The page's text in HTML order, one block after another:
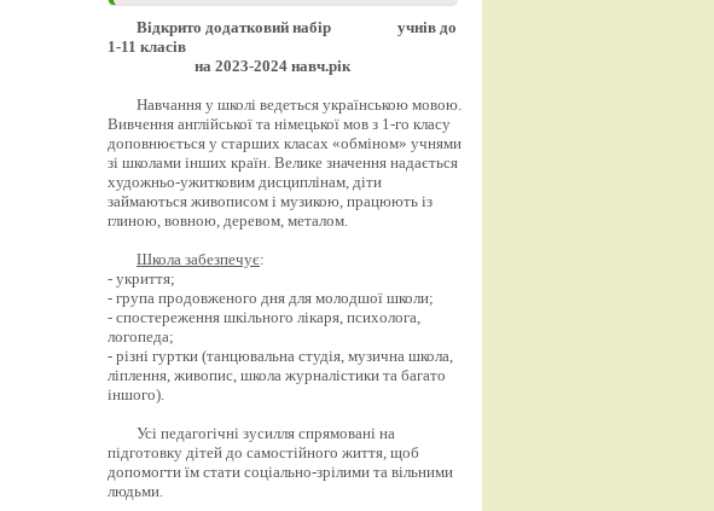
Відкрито додатковий набір
учнів до
1-11 класів
на 2023-2024 навч.рік
Навчання у школі ведеться українською мовою.
Вивчення англійської та німецької мов з 1-го класу
доповнюється у старших класах «обміном» учнями
зі школами інших країн. Велике значення надається
художньо-ужитковим дисциплінам, діти
займаються живописом і музикою, працюють із
глиною, вовною, деревом, металом.
Школа забезпечує:
- укриття;
- група продовженого дня для молодшої школи;
- спостереження шкільного лікаря, психолога,
логопеда;
- різні гуртки (танцювальна студія, музична школа,
ліплення, живопис, школа журналістики та багато
іншого).
Усі педагогічні зусилля спрямовані на
підготовку дітей до самостійного життя, щоб
допомогти їм стати соціально-зрілими та вільними
людьми.